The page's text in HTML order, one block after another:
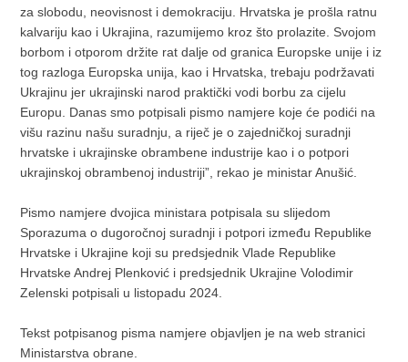
za slobodu, neovisnost i demokraciju. Hrvatska je prošla ratnu
kalvariju kao i Ukrajina, razumijemo kroz što prolazite. Svojom
borbom i otporom držite rat dalje od granica Europske unije i iz
tog razloga Europska unija, kao i Hrvatska, trebaju podržavati
Ukrajinu jer ukrajinski narod praktički vodi borbu za cijelu
Europu. Danas smo potpisali pismo namjere koje će podići na
višu razinu našu suradnju, a riječ je o zajedničkoj suradnji
hrvatske i ukrajinske obrambene industrije kao i o potpori
ukrajinskoj obrambenoj industriji”, rekao je ministar Anušić.
Pismo namjere dvojica ministara potpisala su slijedom
Sporazuma o dugoročnoj suradnji i potpori između Republike
Hrvatske i Ukrajine koji su predsjednik Vlade Republike
Hrvatske Andrej Plenković i predsjednik Ukrajine Volodimir
Zelenski potpisali u listopadu 2024.
Tekst potpisanog pisma namjere objavljen je na web stranici
Ministarstva obrane.